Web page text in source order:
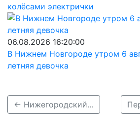
колёсами электрички
06.08.2026 16:20:00
В Нижнем Новгороде утром 6
летняя девочка
← Нижегородский СК расследует дело о погибшей в ДТП 6-летней девочке